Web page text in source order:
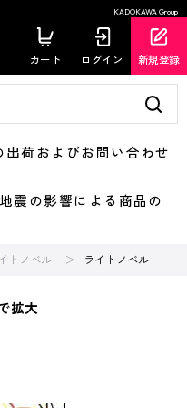
KADOKAWA Group
カート ログイン 新規登録
荷およびお問い合わせ
の影響による商品の
トノベル ライトノベル
拡大